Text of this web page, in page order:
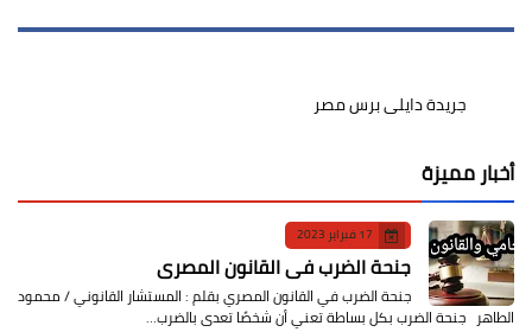
جريدة دايلى برس مصر
أخبار مميزة
17 فبراير 2023
جنحة الضرب في القانون المصري
جنحة الضرب في القانون المصري بقلم : المستشار القانوني / محمود
الطاهر جنحة الضرب بكل بساطة تعني أن شخصًا تعدى بالضرب…